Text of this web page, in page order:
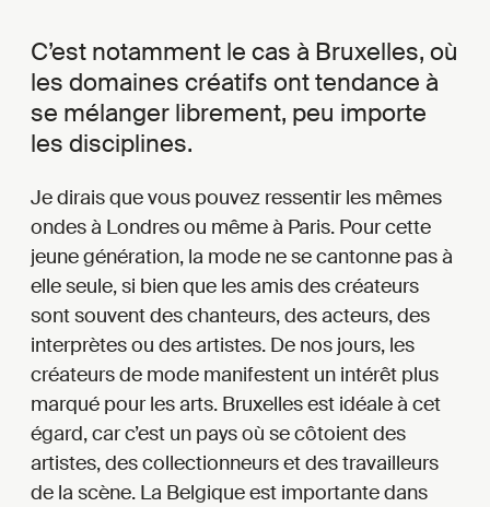
C’est notamment le cas à Bruxelles, où
les domaines créatifs ont tendance à
se mélanger librement, peu importe
les disciplines.
Je dirais que vous pouvez ressentir les mêmes
ondes à Londres ou même à Paris. Pour cette
jeune génération, la mode ne se cantonne pas à
elle seule, si bien que les amis des créateurs
sont souvent des chanteurs, des acteurs, des
interprètes ou des artistes. De nos jours, les
créateurs de mode manifestent un intérêt plus
marqué pour les arts. Bruxelles est idéale à cet
égard, car c’est un pays où se côtoient des
artistes, des collectionneurs et des travailleurs
de la scène. La Belgique est importante dans